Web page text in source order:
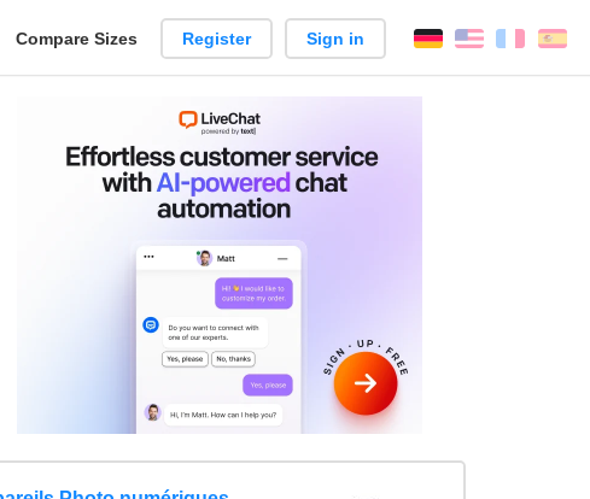
Create
Compare Sizes Register Sign in English